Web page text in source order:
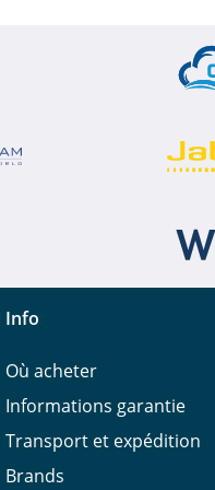
Info
Où acheter
Informations garantie
Transport et expédition
Brands